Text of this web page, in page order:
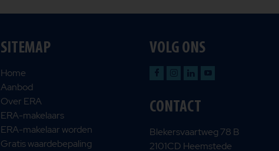
SITEMAP
Home
Aanbod
Over ERA
ERA-makelaars
ERA-makelaar worden
Gratis waardebepaling
VOLG ONS
CONTACT
Blekersvaartweg 78 B
2101CD Heemstede